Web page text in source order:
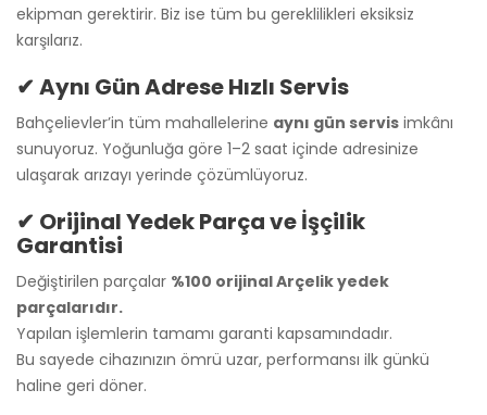
ekipman gerektirir. Biz ise tüm bu gereklilikleri eksiksiz
karşılarız.
✔ Aynı Gün Adrese Hızlı Servis
Bahçelievler’in tüm mahallelerine aynı gün servis imkânı
sunuyoruz. Yoğunluğa göre 1–2 saat içinde adresinize
ulaşarak arızayı yerinde çözümlüyoruz.
✔ Orijinal Yedek Parça ve İşçilik
Garantisi
Değiştirilen parçalar %100 orijinal Arçelik yedek
parçalarıdır.
Yapılan işlemlerin tamamı garanti kapsamındadır.
Bu sayede cihazınızın ömrü uzar, performansı ilk günkü
haline geri döner.